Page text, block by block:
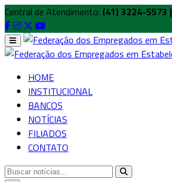
Central de Atendimento: (41) 3224-5573
HOME
INSTITUCIONAL
BANCOS
NOTÍCIAS
FILIADOS
CONTATO